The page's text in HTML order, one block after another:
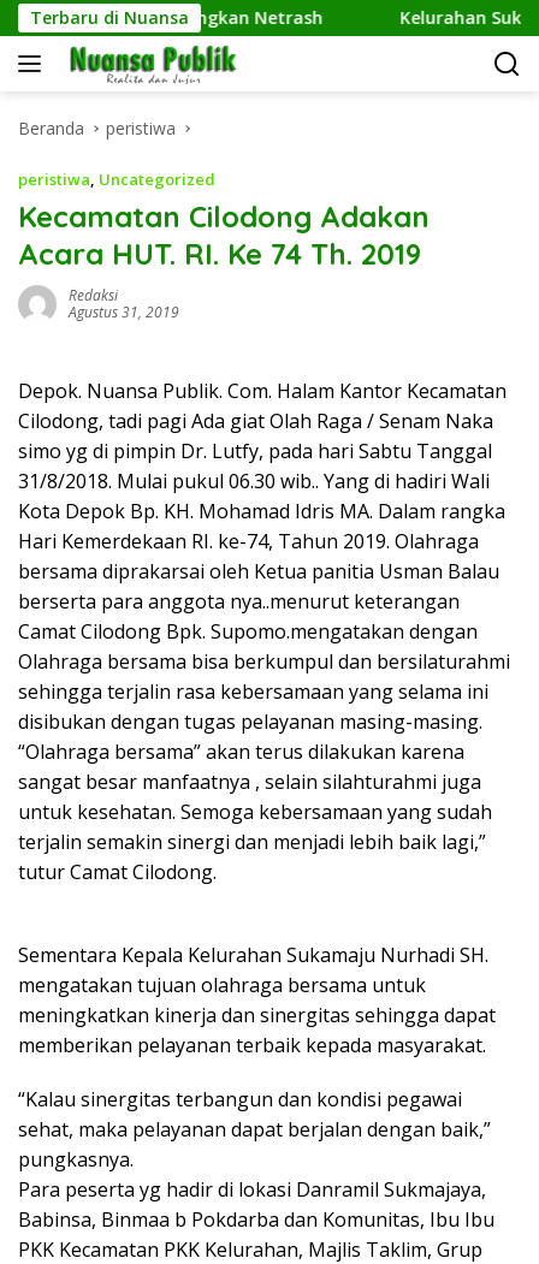
Langsung
ke
konten
Terbaru di Nuansa
UPER Kembangkan Netrash Kelurahan Sukamaju
Beranda peristiwa
peristiwa, Uncategorized
Kecamatan Cilodong Adakan
Acara HUT. RI. Ke 74 Th. 2019
Redaksi
Agustus 31, 2019
Depok. Nuansa Publik. Com. Halam Kantor Kecamatan
Cilodong, tadi pagi Ada giat Olah Raga / Senam Naka
simo yg di pimpin Dr. Lutfy, pada hari Sabtu Tanggal
31/8/2018. Mulai pukul 06.30 wib.. Yang di hadiri Wali
Kota Depok Bp. KH. Mohamad Idris MA. Dalam rangka
Hari Kemerdekaan RI. ke-74, Tahun 2019. Olahraga
bersama diprakarsai oleh Ketua panitia Usman Balau
berserta para anggota nya..menurut keterangan
Camat Cilodong Bpk. Supomo.mengatakan dengan
Olahraga bersama bisa berkumpul dan bersilaturahmi
sehingga terjalin rasa kebersamaan yang selama ini
disibukan dengan tugas pelayanan masing-masing.
“Olahraga bersama” akan terus dilakukan karena
sangat besar manfaatnya , selain silahturahmi juga
untuk kesehatan. Semoga kebersamaan yang sudah
terjalin semakin sinergi dan menjadi lebih baik lagi,”
tutur Camat Cilodong.
Sementara Kepala Kelurahan Sukamaju Nurhadi SH.
mengatakan tujuan olahraga bersama untuk
meningkatkan kinerja dan sinergitas sehingga dapat
memberikan pelayanan terbaik kepada masyarakat.
“Kalau sinergitas terbangun dan kondisi pegawai
sehat, maka pelayanan dapat berjalan dengan baik,”
pungkasnya.
Para peserta yg hadir di lokasi Danramil Sukmajaya,
Babinsa, Binmaa b Pokdarba dan Komunitas, Ibu Ibu
PKK Kecamatan PKK Kelurahan, Majlis Taklim, Grup